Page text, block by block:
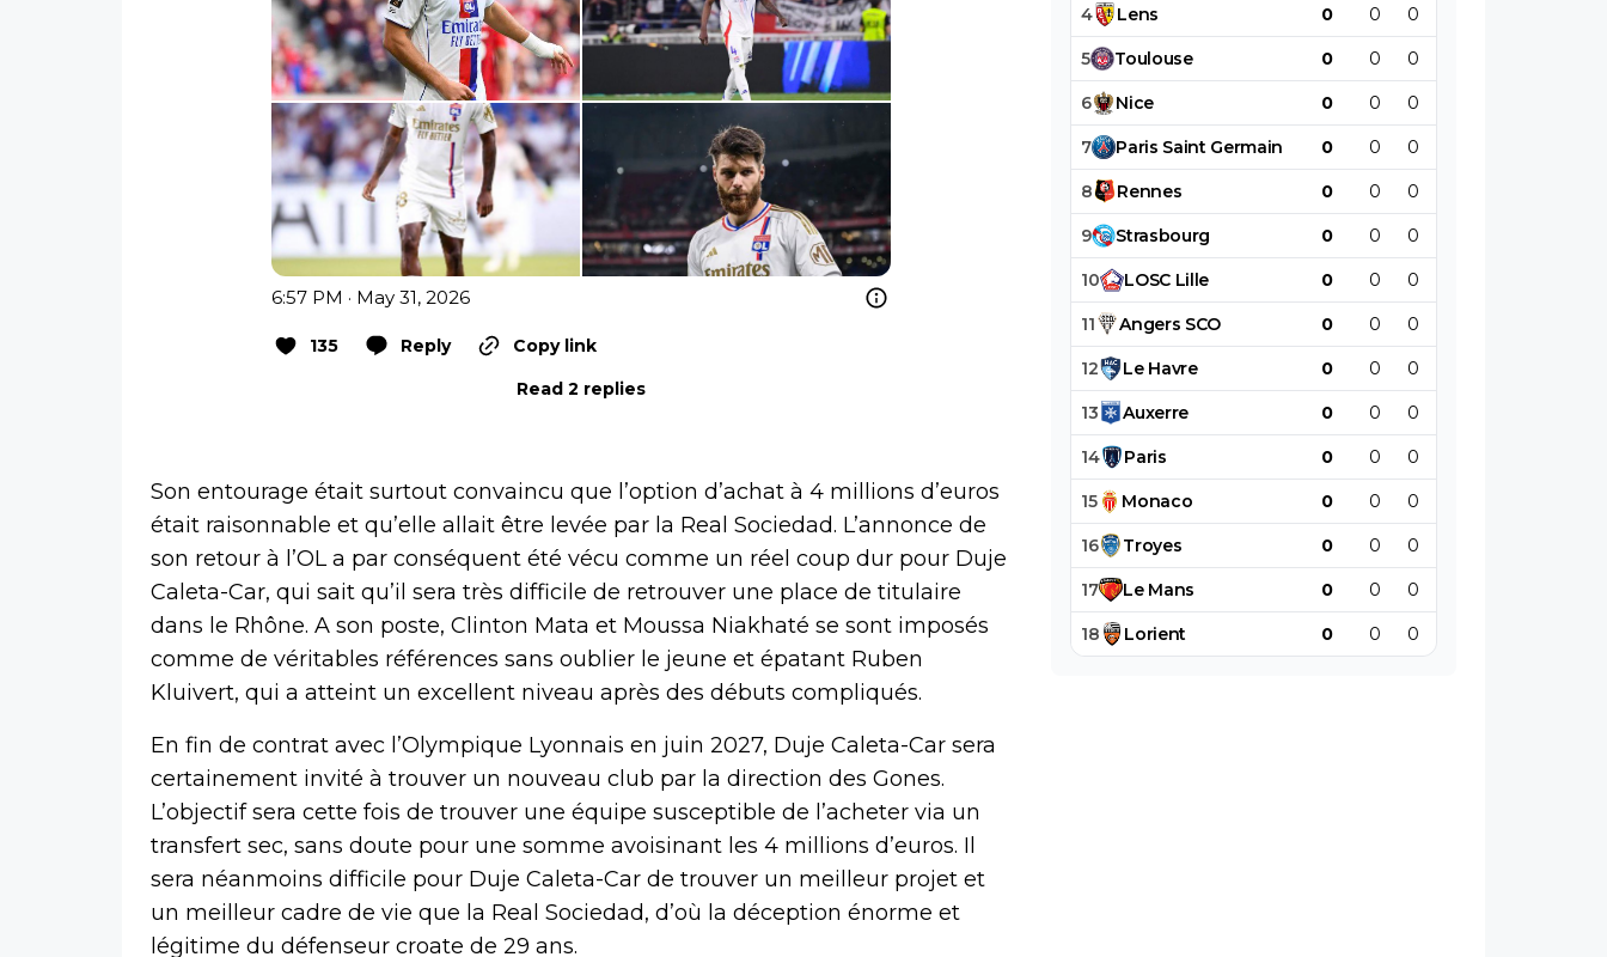
6:57 PM · May 31, 2026
135 Reply
Copy link
Read 2 replies
Son entourage était surtout convaincu que l’option d’achat à 4 millions d’euros
était raisonnable et qu’elle allait être levée par la Real Sociedad. L’annonce de
son retour à l’OL a par conséquent été vécu comme un réel coup dur pour Duje
Caleta-Car, qui sait qu’il sera très difficile de retrouver une place de titulaire
dans le Rhône. A son poste, Clinton Mata et Moussa Niakhaté se sont imposés
comme de véritables références sans oublier le jeune et épatant Ruben
Kluivert, qui a atteint un excellent niveau après des débuts compliqués.
En fin de contrat avec l’Olympique Lyonnais en juin 2027, Duje Caleta-Car sera
certainement invité à trouver un nouveau club par la direction des Gones.
L’objectif sera cette fois de trouver une équipe susceptible de l’acheter via un
transfert sec, sans doute pour une somme avoisinant les 4 millions d’euros. Il
sera néanmoins difficile pour Duje Caleta-Car de trouver un meilleur projet et
un meilleur cadre de vie que la Real Sociedad, d’où la déception énorme et
légitime du défenseur croate de 29 ans.
4 Lens 0 0 0
5 Toulouse 0 0 0
6 Nice 0 0 0
7 Paris Saint Germain 0 0 0
8 Rennes 0 0 0
9 Strasbourg 0 0 0
10 LOSC Lille 0 0 0
11 Angers SCO 0 0 0
12 Le Havre 0 0 0
13 Auxerre 0 0 0
14 Paris 0 0 0
15 Monaco 0 0 0
16 Troyes 0 0 0
17 Le Mans 0 0 0
18 Lorient 0 0 0